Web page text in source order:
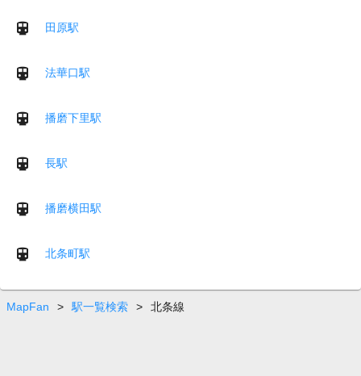
田原駅
法華口駅
播磨下里駅
長駅
播磨横田駅
北条町駅
MapFan > 駅一覧検索 > 北条線